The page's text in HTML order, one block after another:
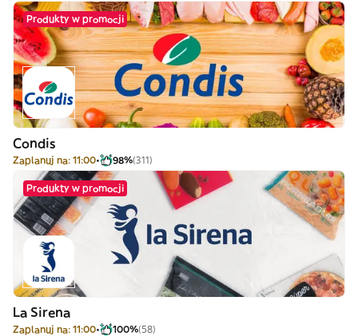
Produkty w promocji
Condis
Zaplanuj na: 11:00 98%(311)
Produkty w promocji
La Sirena
Zaplanuj na: 11:00 100%(58)